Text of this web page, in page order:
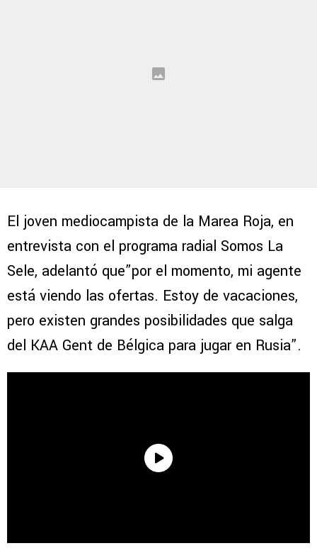
El joven mediocampista de la Marea Roja, en
entrevista con el programa radial Somos La
Sele, adelantó que”por el momento, mi agente
está viendo las ofertas. Estoy de vacaciones,
pero existen grandes posibilidades que salga
del KAA Gent de Bélgica para jugar en Rusia”.